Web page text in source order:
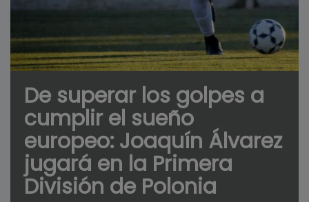
De superar los golpes a
cumplir el sueño
europeo: Joaquín Álvarez
jugará en la Primera
División de Polonia